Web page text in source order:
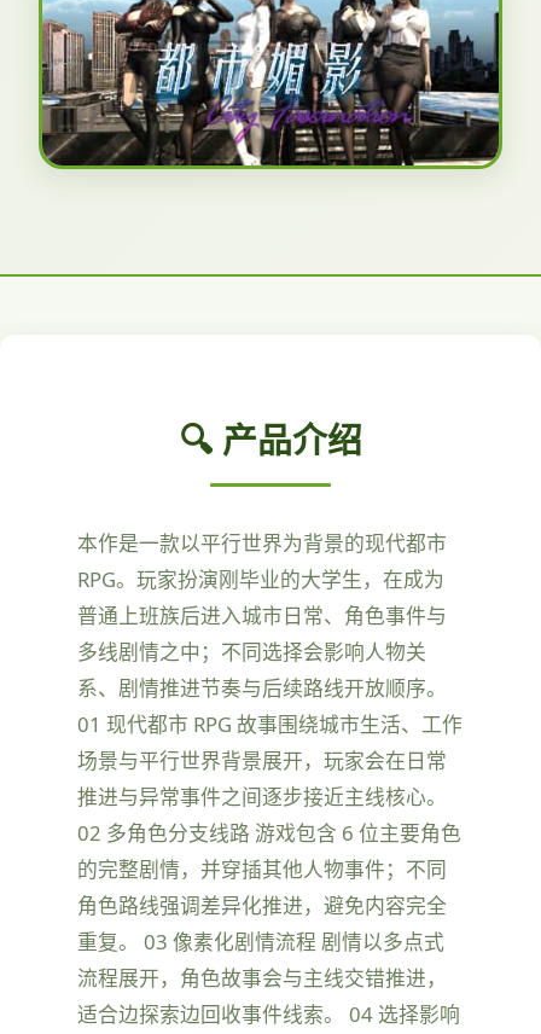
🔍 产品介绍
本作是一款以平行世界为背景的现代都市
RPG。玩家扮演刚毕业的大学生，在成为
普通上班族后进入城市日常、角色事件与
多线剧情之中；不同选择会影响人物关
系、剧情推进节奏与后续路线开放顺序。
01 现代都市 RPG 故事围绕城市生活、工作
场景与平行世界背景展开，玩家会在日常
推进与异常事件之间逐步接近主线核心。
02 多角色分支线路 游戏包含 6 位主要角色
的完整剧情，并穿插其他人物事件；不同
角色路线强调差异化推进，避免内容完全
重复。 03 像素化剧情流程 剧情以多点式
流程展开，角色故事会与主线交错推进，
适合边探索边回收事件线索。 04 选择影响